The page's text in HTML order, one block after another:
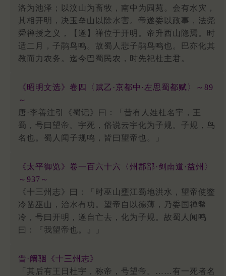
洛为池泽；以汶山为畜牧，南中为园苑。会有水灾，
其相开明，决玉垒山以除水害。帝遂委以政事，法尧
舜禅授之义，【遂】禅位于开明。帝升西山隐焉。时
适二月，子鹃鸟鸣。故蜀人悲子鹃鸟鸣也。巴亦化其
教而力农务。迄今巴蜀民农，时先祀杜主君。
《昭明文选》卷四〈赋乙·京都中·左思蜀都赋〉～89
～
唐·李善注引《蜀记》曰：「昔有人姓杜名宇，王
蜀，号曰望帝。宇死，俗说云宇化为子规。子规，鸟
名也。蜀人闻子规鸣，皆曰望帝也。」
《太平御览》卷一百六十六〈州郡部·剑南道·益州〉
～937～
《十三州志》曰：「时巫山壅江蜀地洪水，望帝使鳖
冷凿巫山，治水有功。望帝自以德薄，乃委国禅鳖
冷，号曰开明，遂自亡去，化为子规。故蜀人闻鸣
曰：『我望帝也。』」
晋·阚骃《十三州志》
「其后有王日杜宇，称帝，号望帝。……有一死者名